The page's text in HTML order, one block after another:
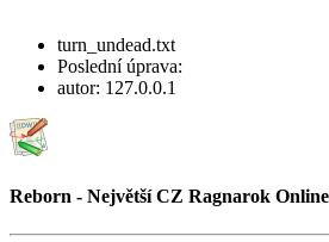
turn_undead.txt
Poslední úprava:
autor: 127.0.0.1
Reborn - Největší CZ Ragnarok